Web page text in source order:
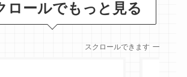
ロールでもっと見る
スクロールできます